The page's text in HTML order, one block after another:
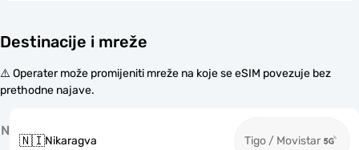
Destinacije i mreže
⚠️ Operater može promijeniti mreže na koje se eSIM povezuje bez
prethodne najave.
N
🇳🇮Nikaragva Tigo / Movistar